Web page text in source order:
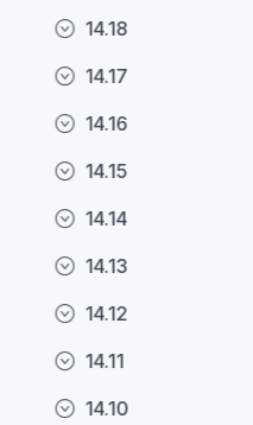
14.18
14.17
14.16
14.15
14.14
14.13
14.12
14.11
14.10